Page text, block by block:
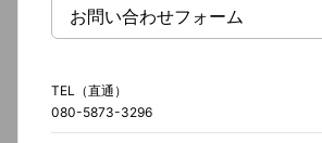
お問い合わせフォーム
TEL（直通）
080-5873-3296